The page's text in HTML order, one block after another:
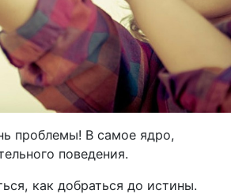
проблемы! В самое ядро,
поведения.
как добраться до истины.